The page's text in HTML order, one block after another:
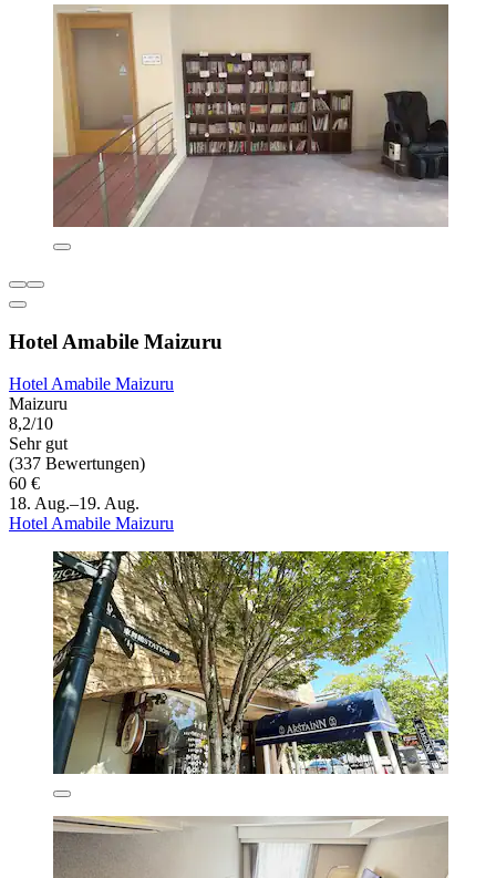
Hotel Amabile Maizuru
Hotel Amabile Maizuru
Maizuru
8,2/10
Sehr gut
(337 Bewertungen)
60 €
18. Aug.–19. Aug.
Hotel Amabile Maizuru